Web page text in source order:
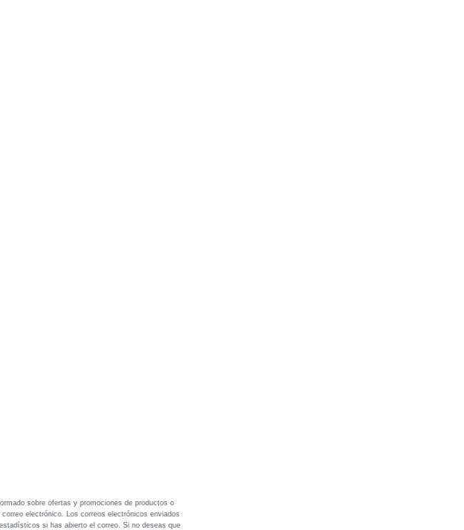
sobre ofertas y promociones de productos o
electrónico. Los correos electrónicos enviados
si has abierto el correo. Si no deseas que